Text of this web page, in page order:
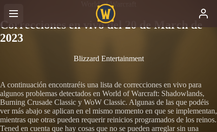
World of Warcraft
Correcciones en vivo del 20 de March de
2023
Blizzard Entertainment
A continuación encontraréis una lista de correcciones en vivo para
algunos problemas detectados en World of Warcraft: Shadowlands,
Burning Crusade Classic y WoW Classic. Algunas de las que podéis
ver más abajo se aplican en el mismo momento en que se implementan,
mientras que otras pueden requerir reinicios programados de los reinos.
Tened en cuenta que hay cosas que no se pueden arreglar sin una